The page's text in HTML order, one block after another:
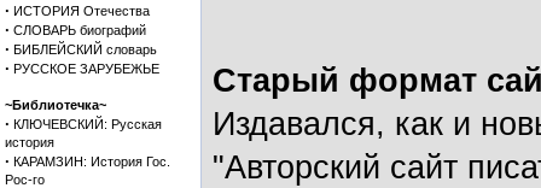
· ИСТОРИЯ Отечества
· СЛОВАРЬ биографий
· БИБЛЕЙСКИЙ словарь
· РУССКОЕ ЗАРУБЕЖЬЕ
~Библиотечка~
· КЛЮЧЕВСКИЙ: Русская
история
· КАРАМЗИН: История Гос.
Рос-го
Старый формат
Издавался, как и
"Авторский сайт